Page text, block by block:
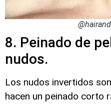
8. Peinado de
nudos.
Los nudos invertidos
hacen un peinado corto